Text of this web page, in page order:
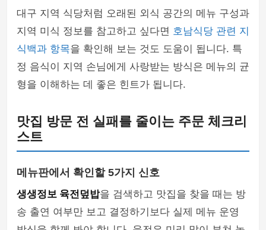
대구 지역 식당처럼 오래된 외식 공간의 메뉴 구성과
지역 미식 정보를 참고하고 싶다면 호남식당 관련 지
식백과 항목을 확인해 보는 것도 도움이 됩니다. 특
정 음식이 지역 손님에게 사랑받는 방식은 메뉴의 균
형을 이해하는 데 좋은 힌트가 됩니다.
맛집 방문 전 실패를 줄이는 주문 체크리
스트
메뉴판에서 확인할 5가지 신호
생생정보 육전덮밥을 검색하고 맛집을 찾을 때는 방
송 출연 여부만 보고 결정하기보다 실제 메뉴 운영